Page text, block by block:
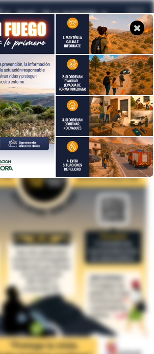
noticias en este tema
de actualidad